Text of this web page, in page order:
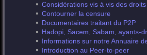
Considérations vis à vis des
Contourner la censure
Documentaires traitant du P2P
Hadopi, Sacem, Sabam, ayants-
Informations sur notre Annuaire
Introduction au Peer-to-peer